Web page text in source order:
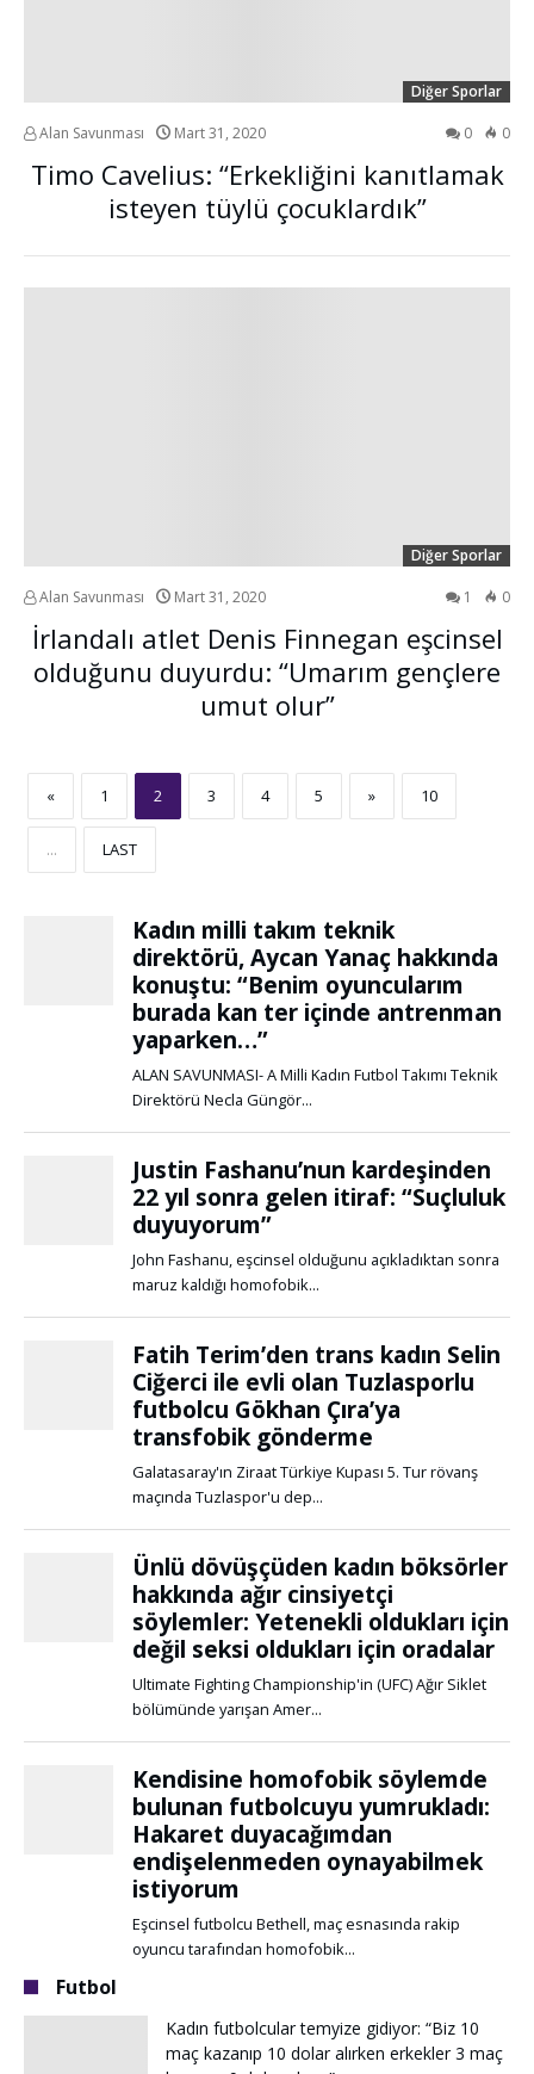
Diğer Sporlar
Alan Savunması Mart 31, 2020 0 0
Timo Cavelius: “Erkekliğini kanıtlamak
isteyen tüylü çocuklardık”
Diğer Sporlar
Alan Savunması Mart 31, 2020 1 0
İrlandalı atlet Denis Finnegan eşcinsel
olduğunu duyurdu: “Umarım gençlere
umut olur”
« 1 2 3 4 5 » 10
... LAST
Futbol
Kadın futbolcular temyize gidiyor: “Biz 10
maç kazanıp 10 dolar alırken erkekler 3 maç